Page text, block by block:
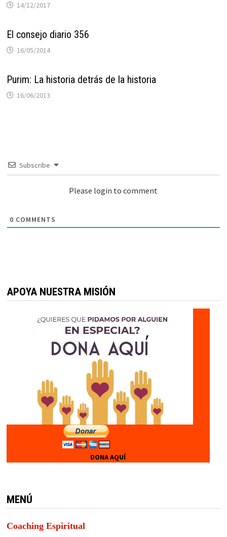
14/12/2017
El consejo diario 356
16/05/2014
Purim: La historia detrás de la historia
16/06/2013
Subscribe
Please login to comment
0 COMMENTS
APOYA NUESTRA MISIÓN
DONA AQUÍ
MENÚ
Coaching Espiritual